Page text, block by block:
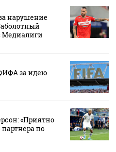
нарушение
Медиалиги
за идею
«Приятно
по